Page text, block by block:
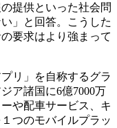
提供といった社会問
」と回答。こうした
要求はより強まって
リ」を自称するグラ
ア諸国に6億7000万
や配車サービス、キ
つのモバイルプラッ